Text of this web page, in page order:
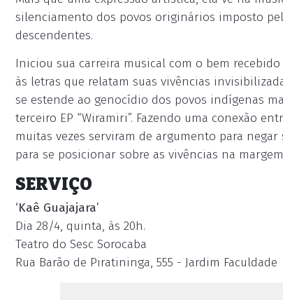
silenciamento dos povos originários imposto
descendentes.
Iniciou sua carreira musical com o bem recebido
às letras que relatam suas vivências
se estende ao genocídio dos povos indígenas
terceiro EP “Wiramiri”. Fazendo uma conexão
muitas vezes serviram de argumento para
para se posicionar sobre as vivências na
SERVIÇO
‘Kaê Guajajara’
Dia 28/4, quinta, às 20h.
Teatro do Sesc Sorocaba
Rua Barão de Piratininga, 555 - Jardim Faculdade